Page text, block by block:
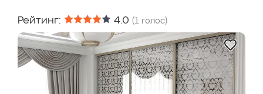
Рейтинг: 4.0 (1 голос)